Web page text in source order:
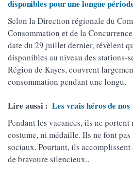
disponibles pour une longue
Selon la Direction régionale du
Consommation et de la
date du 29 juillet dernier, révèlent
disponibles au niveau des stations-
Région de Kayes, couvrent
consommation pendant une longu.
Lire aussi : Les vrais héros de nos
Pendant les vacances, ils ne
costume, ni médaille. Ils ne font pas
sociaux. Pourtant, ils
de bravoure silencieux..